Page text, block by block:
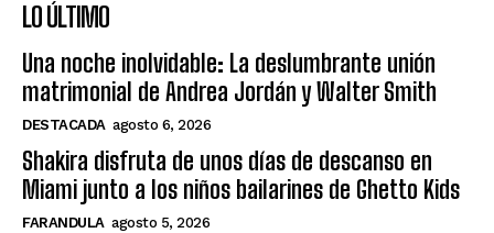
LO ÚLTIMO
Una noche inolvidable: La deslumbrante unión
matrimonial de Andrea Jordán y Walter Smith
DESTACADA agosto 6, 2026
Shakira disfruta de unos días de descanso en
Miami junto a los niños bailarines de Ghetto Kids
FARANDULA agosto 5, 2026